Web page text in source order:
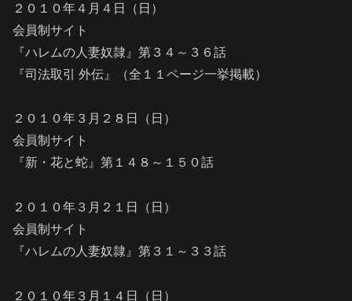
２０１０年４月４日（日）
会員制サイト
『ハレムの人妻奴隷』第３４～３６話
『司法取引 外伝』（全１１ページ一挙掲載）
２０１０年３月２８日（日）
会員制サイト
『新・花と蛇』第１４８～１５０話
２０１０年３月２１日（日）
会員制サイト
『ハレムの人妻奴隷』第３１～３３話
２０１０年３月１４日（日）